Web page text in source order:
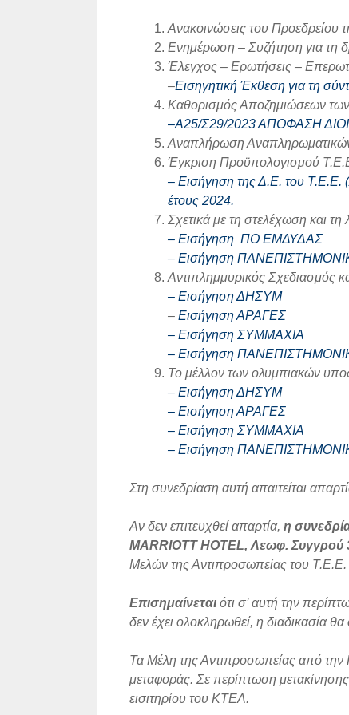
Ανακοινώσεις του Προεδρείου
Ενημέρωση – Συζήτηση για τη
Έλεγχος – Ερωτήσεις –
–Εισηγητική Έκθεση για τη
Καθορισμός Αποζημιώσεων
–Α25/Σ29/2023 ΑΠΟΦΑΣΗ
Αναπλήρωση
Έγκριση Προϋπολογισμού
– Εισήγηση της Δ.Ε. του Τ.Ε.Ε.
έτους 2024.
Σχετικά με τη στελέχωση και
– Εισήγηση ΠΟ ΕΜΔΥΔΑΣ
– Εισήγηση
Αντιπλημμυρικός Σχεδιασμός
– Εισήγηση ΔΗΣΥΜ
– Εισήγηση ΑΡΑΓΕΣ
– Εισήγηση ΣΥΜΜΑΧΙΑ
– Εισήγηση
Το μέλλον των ολυμπιακών
– Εισήγηση ΔΗΣΥΜ
– Εισήγηση ΑΡΑΓΕΣ
– Εισήγηση ΣΥΜΜΑΧΙΑ
– Εισήγηση
Στη συνεδρίαση αυτή απαιτείται
Αν δεν επιτευχθεί απαρτία, η
MARRIOTT HOTEL, Λεωφ. Συγγρού
Μελών της Αντιπροσωπείας του Τ.Ε.Ε.
Επισημαίνεται ότι σ’ αυτή την
δεν έχει ολοκληρωθεί, η διαδικασία θα
Τα Μέλη της Αντιπροσωπείας από την
μεταφοράς. Σε περίπτωση μετακίνησης
εισιτηρίου του ΚΤΕΛ.